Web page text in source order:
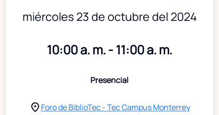
miércoles 23 de octubre del 2024
10:00 a. m. - 11:00 a. m.
Presencial
placeForo de BiblioTec - Tec Campus Monterrey